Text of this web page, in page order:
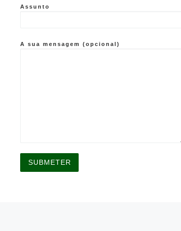
Assunto
A sua mensagem (opcional)